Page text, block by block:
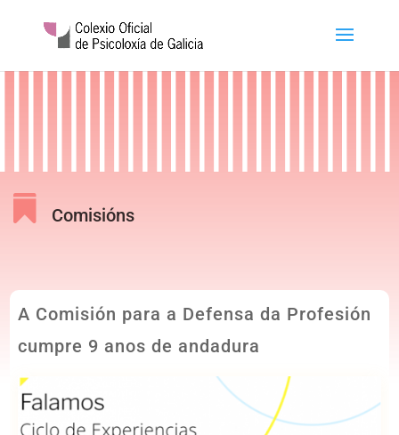
 Comisións
A Comisión para a Defensa da Profesión
cumpre 9 anos de andadura